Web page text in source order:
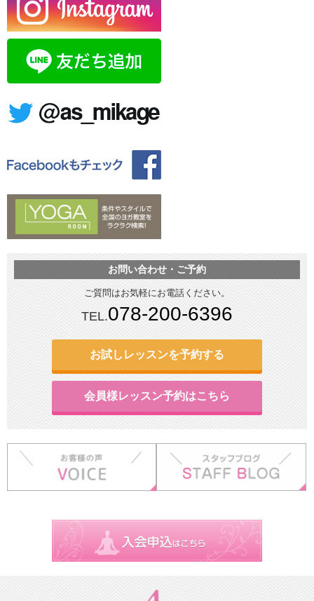
お問い合わせ・ご予約
ご質問はお気軽にお電話ください。
TEL.078-200-6396
お試しレッスンを予約する
会員様レッスン予約はこちら